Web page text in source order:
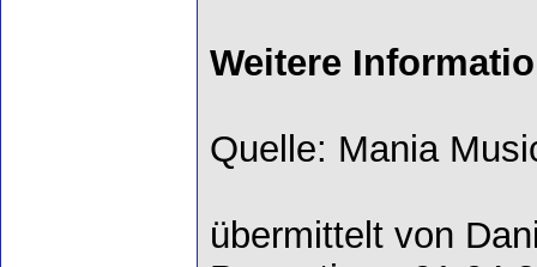
Weitere
Quelle: Mania
übermittelt von